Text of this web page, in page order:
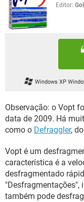
INSTAGRAM
GUIA DE COMPRAS
OUTLOOK
INSTAGRAM
JOGOS
CELULAR
FÓRUM
JOGOS
INSTAGRAM
INSTAGRAM
GUIA DE COMPRAS
Editor:
Windows XP
Observação: o Vopt
data de 2009. Há
como o Defraggler,
Vopt é um
característica é a
desfragmentado
"Desfragmentações",
também pode